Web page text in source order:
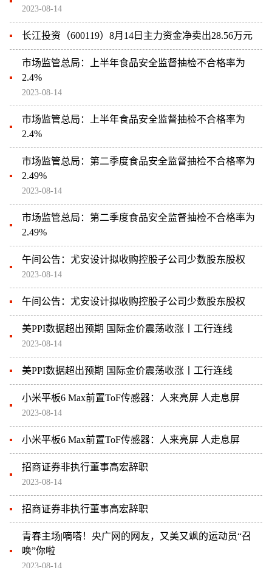
2023-08-14
长江投资（600119）8月14日主力资金净卖出28.56万元
市场监管总局：上半年食品安全监督抽检不合格率为
2.4%
2023-08-14
市场监管总局：上半年食品安全监督抽检不合格率为
2.4%
市场监管总局：第二季度食品安全监督抽检不合格率为
2.49%
2023-08-14
市场监管总局：第二季度食品安全监督抽检不合格率为
2.49%
午间公告：尤安设计拟收购控股子公司少数股东股权
2023-08-14
午间公告：尤安设计拟收购控股子公司少数股东股权
美PPI数据超出预期 国际金价震荡收涨丨工行连线
2023-08-14
美PPI数据超出预期 国际金价震荡收涨丨工行连线
小米平板6 Max前置ToF传感器：人来亮屏 人走息屏
2023-08-14
小米平板6 Max前置ToF传感器：人来亮屏 人走息屏
招商证券非执行董事高宏辞职
2023-08-14
招商证券非执行董事高宏辞职
青春主场|嘀嗒！央广网的网友，又美又飒的运动员“召
唤”你啦
2023-08-14